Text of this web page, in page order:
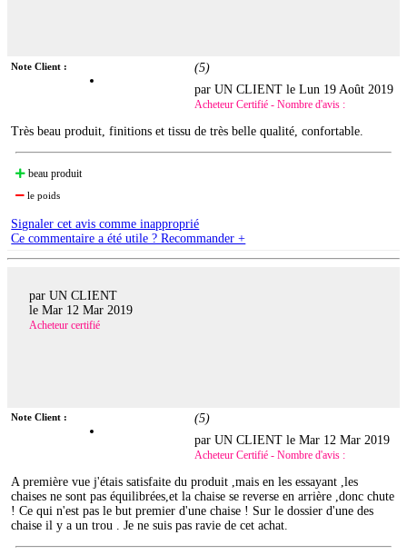
Note Client : (5)
par UN CLIENT leLun 19 Août 2019
Acheteur Certifié - Nombre d'avis :
Très beau produit, finitions et tissu de très belle qualité, confortable.
beau produit
le poids
Signaler cet avis comme inapproprié
Ce commentaire a été utile ? Recommander +
par UN CLIENT
le Mar 12 Mar 2019
Acheteur certifié
Note Client : (5)
par UN CLIENT leMar 12 Mar 2019
Acheteur Certifié - Nombre d'avis :
A première vue j'étais satisfaite du produit ,mais en les essayant ,les
chaises ne sont pas équilibrées,et la chaise se reverse en arrière ,donc chute
! Ce qui n'est pas le but premier d'une chaise ! Sur le dossier d'une des
chaise il y a un trou . Je ne suis pas ravie de cet achat.